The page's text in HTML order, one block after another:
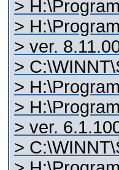
>
>
> ver.
>
>
>
> ver.
>